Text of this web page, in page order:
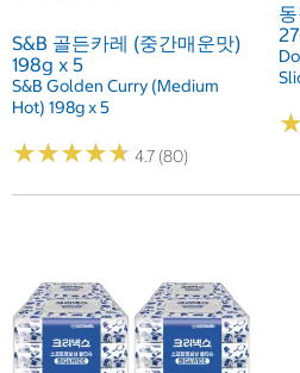
S&B 골든카레 (중간매운맛)
198g x 5
S&B Golden Curry (Medium
Hot) 198g x 5
★★★★★
★★★★★ 4.7 (80)
★
★